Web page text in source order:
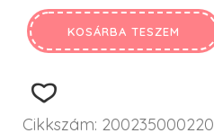
KOSÁRBA TESZEM
Cikkszám: 200235000220